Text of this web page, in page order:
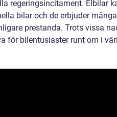
regeringsincitament. Elbilar
bilar och de erbjuder
prestanda. Trots vissa
för bilentusiaster runt om i